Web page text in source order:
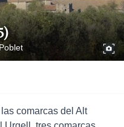
comarcas del Alt